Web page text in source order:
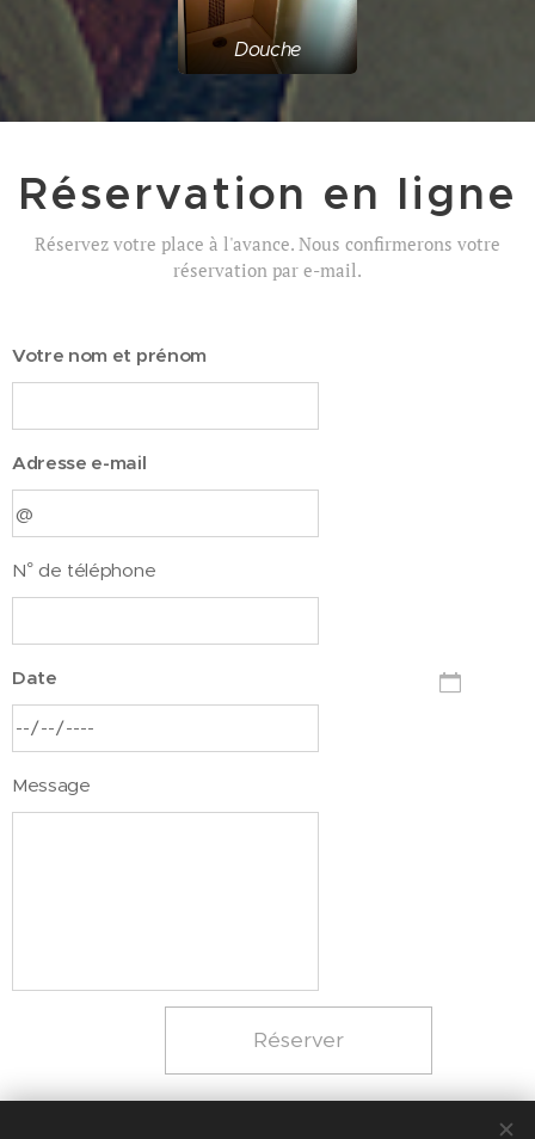
Douche
Réservation en ligne
Réservez votre place à l'avance. Nous confirmerons votre
réservation par e-mail.
Votre nom et prénom
Adresse e-mail
N° de téléphone
Date
Message
Réserver